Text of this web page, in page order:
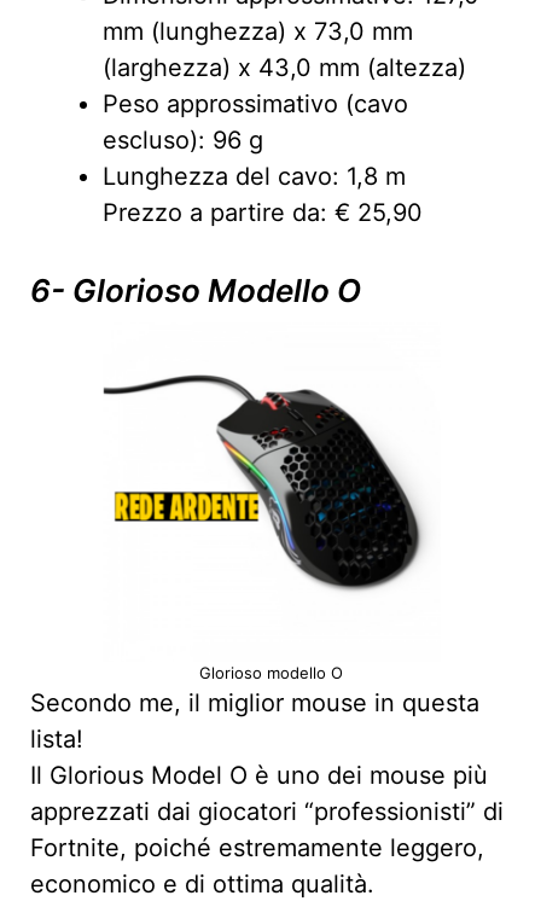
mm (lunghezza) x 73,0 mm
(larghezza) x 43,0 mm (altezza)
Peso approssimativo (cavo
escluso): 96 g
Lunghezza del cavo: 1,8 m
Prezzo a partire da: € 25,90
6- Glorioso Modello O
Glorioso modello O
Secondo me, il miglior mouse in questa
lista!
Il Glorious Model O è uno dei mouse più
apprezzati dai giocatori “professionisti” di
Fortnite, poiché estremamente leggero,
economico e di ottima qualità.